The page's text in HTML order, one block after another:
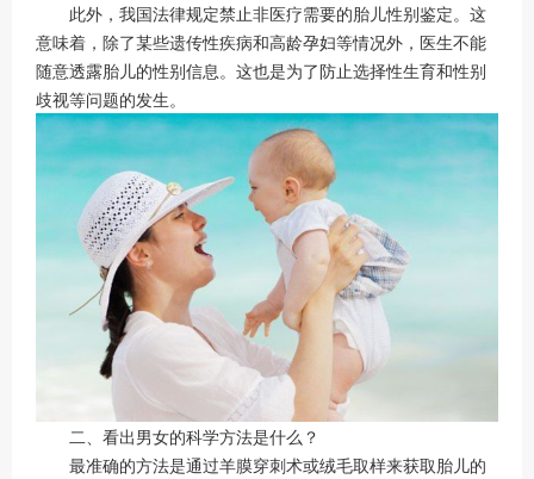
此外，我国法律规定禁止非医疗需要的胎儿性别鉴定。这
意味着，除了某些遗传性疾病和高龄孕妇等情况外，医生不能
随意透露胎儿的性别信息。这也是为了防止选择性生育和性别
歧视等问题的发生。
二、看出男女的科学方法是什么？
最准确的方法是通过羊膜穿刺术或绒毛取样来获取胎儿的